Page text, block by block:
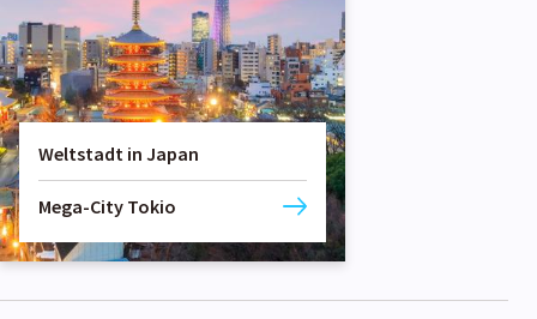
Weltstadt in Japan
Mega-City Tokio